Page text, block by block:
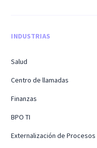
INDUSTRIAS
Salud
Centro de llamadas
Finanzas
BPO TI
Externalización de